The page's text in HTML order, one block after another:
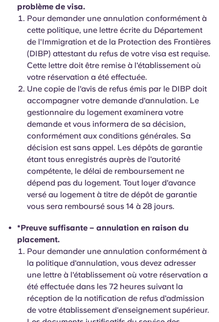
problème de visa.
Pour demander une annulation conformément à
cette politique, une lettre écrite du Département
de l'Immigration et de la Protection des Frontières
(DIBP) attestant du refus de votre visa est requise.
Cette lettre doit être remise à l'établissement où
votre réservation a été effectuée.
Une copie de l'avis de refus émis par le DIBP doit
accompagner votre demande d'annulation. Le
gestionnaire du logement examinera votre
demande et vous informera de sa décision,
conformément aux conditions générales. Sa
décision est sans appel. Les dépôts de garantie
étant tous enregistrés auprès de l'autorité
compétente, le délai de remboursement ne
dépend pas du logement. Tout loyer d'avance
versé au logement à titre de dépôt de garantie
vous sera remboursé sous 14 à 28 jours.
*Preuve suffisante – annulation en raison du
placement.
Pour demander une annulation conformément à
la politique d'annulation, vous devez adresser
une lettre à l'établissement où votre réservation a
été effectuée dans les 72 heures suivant la
réception de la notification de refus d'admission
de votre établissement d'enseignement supérieur.